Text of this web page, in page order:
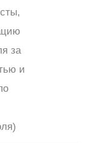
за
и